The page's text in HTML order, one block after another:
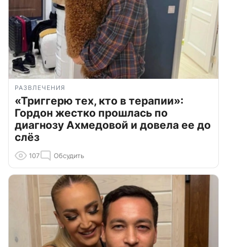
РАЗВЛЕЧЕНИЯ
«Триггерю тех, кто в терапии»:
Гордон жестко прошлась по
диагнозу Ахмедовой и довела ее до
слёз
107 Обсудить